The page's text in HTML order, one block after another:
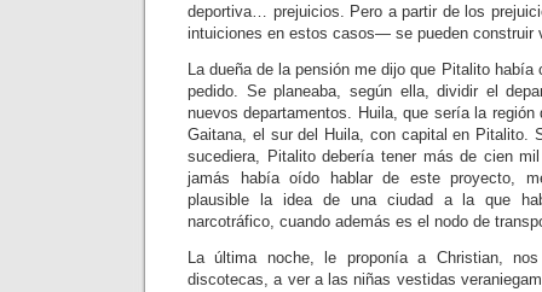
deportiva… prejuicios. Pero a partir de los
intuiciones en estos casos— se pueden construir
La dueña de la pensión me dijo que Pitalito había
pedido. Se planeaba, según ella, dividir el
nuevos departamentos. Huila, que sería la
Gaitana, el sur del Huila, con capital en Pitalito.
sucediera, Pitalito debería tener más de cien
jamás había oído hablar de este proyecto,
plausible la idea de una ciudad a la que
narcotráfico, cuando además es el nodo de
La última noche, le proponía a Christian,
discotecas, a ver a las niñas vestidas